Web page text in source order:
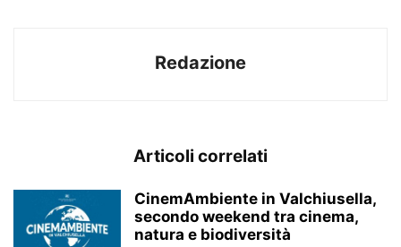
Redazione
Articoli correlati
CinemAmbiente in Valchiusella,
secondo weekend tra cinema,
natura e biodiversità